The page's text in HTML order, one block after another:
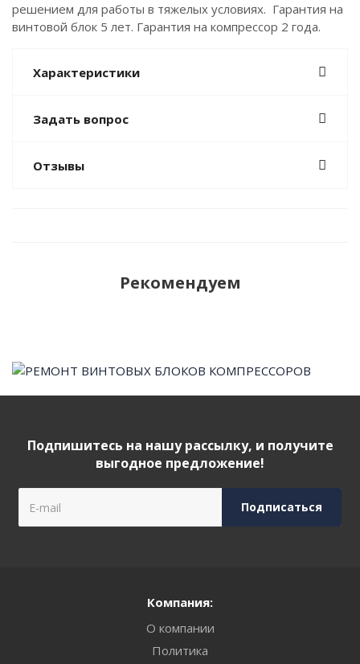
решением для работы в тяжелых условиях. Гарантия на
винтовой блок 5 лет. Гарантия на компрессор 2 года.
Характеристики
Задать вопрос
Отзывы
Рекомендуем
Подпишитесь на нашу рассылку, и получите
выгодное предложение!
Компания:
О компании
Политика